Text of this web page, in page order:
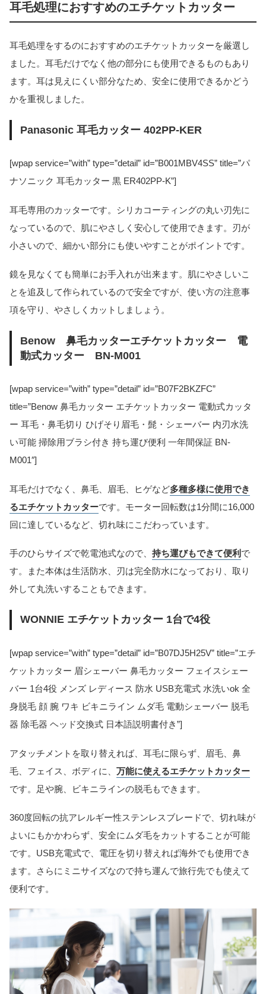
耳毛処理におすすめのエチケットカッター
耳毛処理をするのにおすすめのエチケットカッターを厳選し
ました。耳毛だけでなく他の部分にも使用できるものもあり
ます。耳は見えにくい部分なため、安全に使用できるかどう
かを重視しました。
Panasonic 耳毛カッター 402PP-KER
[wpap service=”with” type=”detail” id=”B001MBV4SS” title=”パ
ナソニック 耳毛カッター 黒 ER402PP-K”]
耳毛専用のカッターです。シリカコーティングの丸い刃先に
なっているので、肌にやさしく安心して使用できます。刃が
小さいので、細かい部分にも使いやすことがポイントです。
鏡を見なくても簡単にお手入れが出来ます。肌にやさしいこ
とを追及して作られているので安全ですが、使い方の注意事
項を守り、やさしくカットしましょう。
Benow 鼻毛カッターエチケットカッター 電
動式カッター BN-M001
[wpap service=”with” type=”detail” id=”B07F2BKZFC”
title=”Benow 鼻毛カッター エチケットカッター 電動式カッタ
ー 耳毛・鼻毛切り ひげそり眉毛・髭・シェーバー 内刃水洗
い可能 掃除用ブラシ付き 持ち運び便利 一年間保証 BN-
M001″]
耳毛だけでなく、鼻毛、眉毛、ヒゲなど多種多様に使用でき
るエチケットカッターです。モーター回転数は1分間に16,000
回に達しているなど、切れ味にこだわっています。
手のひらサイズで乾電池式なので、 持ち運びもできて便利 で
す。また本体は生活防水、刃は完全防水になっており、取り
外して丸洗いすることもできます。
WONNIE エチケットカッター 1台で4役
[wpap service=”with” type=”detail” id=”B07DJ5H25V” title=”エチ
ケットカッター 眉シェーバー 鼻毛カッター フェイスシェー
バー 1台4役 メンズ レディース 防水 USB充電式 水洗いok 全
身脱毛 顔 腕 ワキ ビキニライン ムダ毛 電動シェーバー 脱毛
器 除毛器 ヘッド交換式 日本語説明書付き”]
アタッチメントを取り替えれば、耳毛に限らず、眉毛、鼻
毛、フェイス、ボディに、 万能に使えるエチケットカッター
です。足や腕、ビキニラインの脱毛もできます。
360度回転の抗アレルギー性ステンレスブレードで、切れ味が
よいにもかかわらず、安全にムダ毛をカットすることが可能
です。USB充電式で、電圧を切り替えれば海外でも使用でき
ます。さらにミニサイズなので持ち運んで旅行先でも使えて
便利です。